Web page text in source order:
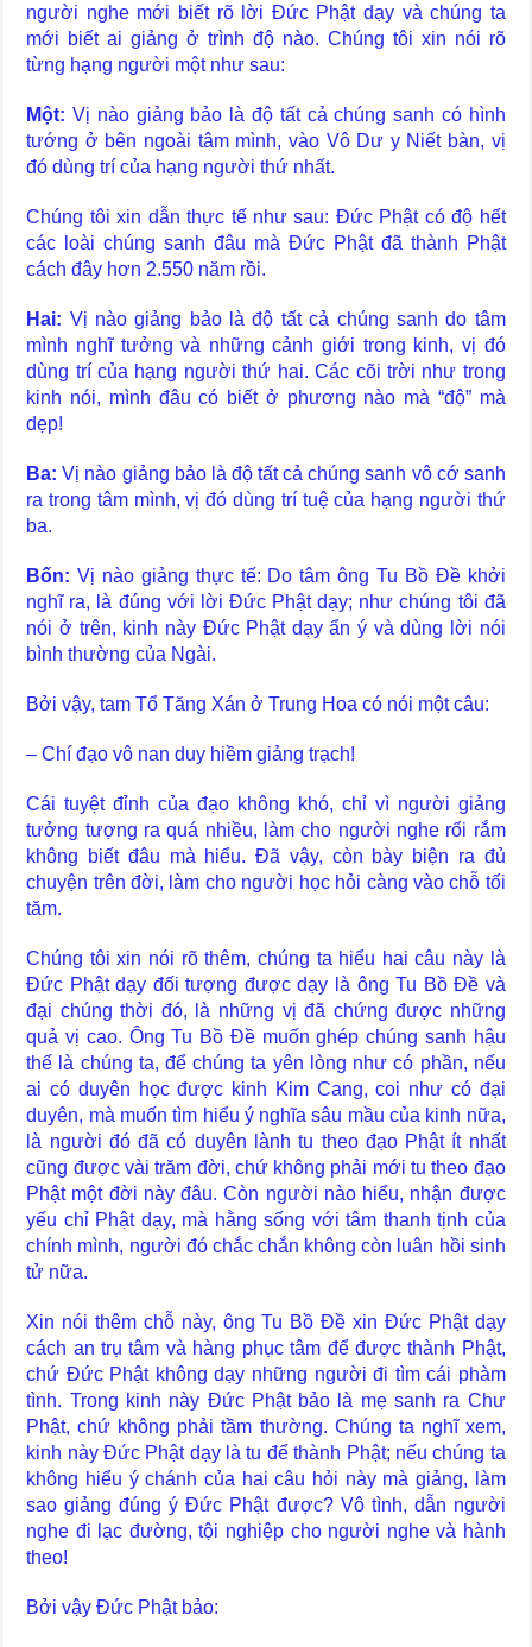
người nghe mới biết rõ lời Đức Phật dạy và chúng ta
mới biết ai giảng ở trình độ nào. Chúng tôi xin nói rõ
từng hạng người một như sau:
Một: Vị nào giảng bảo là độ tất cả chúng sanh có hình
tướng ở bên ngoài tâm mình, vào Vô Dư y Niết bàn, vị
đó dùng trí của hạng người thứ nhất.
Chúng tôi xin dẫn thực tế như sau: Đức Phật có độ hết
các loài chúng sanh đâu mà Đức Phật đã thành Phật
cách đây hơn 2.550 năm rồi.
Hai: Vị nào giảng bảo là độ tất cả chúng sanh do tâm
mình nghĩ tưởng và những cảnh giới trong kinh, vị đó
dùng trí của hạng người thứ hai. Các cõi trời như trong
kinh nói, mình đâu có biết ở phương nào mà “độ” mà
dẹp!
Ba: Vị nào giảng bảo là độ tất cả chúng sanh vô cớ sanh
ra trong tâm mình, vị đó dùng trí tuệ của hạng người thứ
ba.
Bốn: Vị nào giảng thực tế: Do tâm ông Tu Bồ Đề khởi
nghĩ ra, là đúng với lời Đức Phật dạy; như chúng tôi đã
nói ở trên, kinh này Đức Phật dạy ẩn ý và dùng lời nói
bình thường của Ngài.
Bởi vậy, tam Tổ Tăng Xán ở Trung Hoa có nói một câu:
– Chí đạo vô nan duy hiềm giảng trạch!
Cái tuyệt đỉnh của đạo không khó, chỉ vì người giảng
tưởng tượng ra quá nhiều, làm cho người nghe rối rắm
không biết đâu mà hiểu. Đã vậy, còn bày biện ra đủ
chuyện trên đời, làm cho người học hỏi càng vào chỗ tối
tăm.
Chúng tôi xin nói rõ thêm, chúng ta hiểu hai câu này là
Đức Phật dạy đối tượng được dạy là ông Tu Bồ Đề và
đại chúng thời đó, là những vị đã chứng được những
quả vị cao. Ông Tu Bồ Đề muốn ghép chúng sanh hậu
thế là chúng ta, để chúng ta yên lòng như có phần, nếu
ai có duyên học được kinh Kim Cang, coi như có đại
duyên, mà muốn tìm hiểu ý nghĩa sâu mầu của kinh nữa,
là người đó đã có duyên lành tu theo đạo Phật ít nhất
cũng được vài trăm đời, chứ không phải mới tu theo đạo
Phật một đời này đâu. Còn người nào hiểu, nhận được
yếu chỉ Phật dạy, mà hằng sống với tâm thanh tịnh của
chính mình, người đó chắc chắn không còn luân hồi sinh
tử nữa.
Xin nói thêm chỗ này, ông Tu Bồ Đề xin Đức Phật dạy
cách an trụ tâm và hàng phục tâm để được thành Phật,
chứ Đức Phật không dạy những người đi tìm cái phàm
tình. Trong kinh này Đức Phật bảo là mẹ sanh ra Chư
Phật, chứ không phải tầm thường. Chúng ta nghĩ xem,
kinh này Đức Phật dạy là tu để thành Phật; nếu chúng ta
không hiểu ý chánh của hai câu hỏi này mà giảng, làm
sao giảng đúng ý Đức Phật được? Vô tình, dẫn người
nghe đi lạc đường, tội nghiệp cho người nghe và hành
theo!
Bởi vậy Đức Phật bảo: